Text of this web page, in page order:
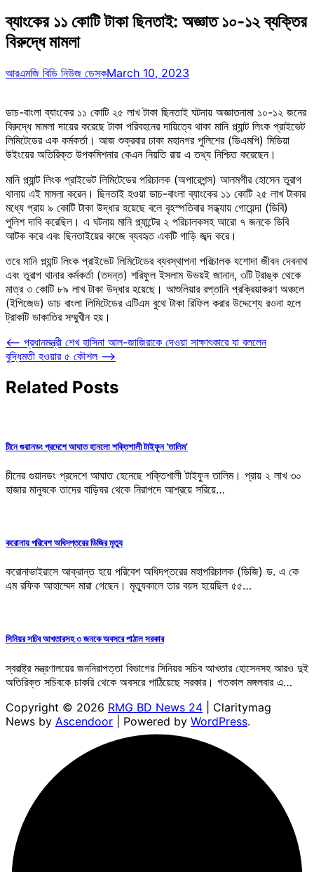
ব্যাংকের ১১ কোটি টাকা ছিনতাই: অজ্ঞাত ১০-১২ ব্যক্তির
বিরুদ্ধে মামলা
আরএমজি বিডি নিউজ ডেস্কMarch 10, 2023
ডাচ-বাংলা ব্যাংকের ১১ কোটি ২৫ লাখ টাকা ছিনতাই ঘটনায় অজ্ঞাতনামা ১০-১২ জনের
বিরুদ্ধে মামলা দায়ের করেছে টাকা পরিবহনের দায়িত্বে থাকা মানি প্ল্যান্ট লিংক প্রাইভেট
লিমিটেডের এক কর্মকর্তা। আজ শুক্রবার ঢাকা মহানগর পুলিশের (ডিএমপি) মিডিয়া
উইংয়ের অতিরিক্ত উপকমিশনার কেএন নিয়তি রায় এ তথ্য নিশ্চিত করেছেন।
মানি প্ল্যান্ট লিংক প্রাইভেট লিমিটেডের পরিচালক (অপারেশন্স) আলমগীর হোসেন তুরাগ
থানায় এই মামলা করেন। ছিনতাই হওয়া ডাচ-বাংলা ব্যাংকের ১১ কোটি ২৫ লাখ টাকার
মধ্যে প্রায় ৯ কোটি টাকা উদ্ধার হয়েছে বলে বৃহস্পতিবার সন্ধ্যায় গোয়েন্দা (ডিবি)
পুলিশ দাবি করেছিল। এ ঘটনায় মানি প্ল্যান্টের ২ পরিচালকসহ আরো ৭ জনকে ডিবি
আটক করে এবং ছিনতাইয়ের কাজে ব্যবহৃত একটি গাড়ি জব্দ করে।
তবে মানি প্ল্যান্ট লিংক প্রাইভেট লিমিটেডের ব্যবস্থাপনা পরিচালক যশোদা জীবন দেবনাথ
এবং তুরাগ থানার কর্মকর্তা (তদন্ত) শরিফুল ইসলাম উভয়ই জানান, ৩টি ট্রাঙ্ক থেকে
মাত্র ৩ কোটি ৮৯ লাখ টাকা উদ্ধার হয়েছে। আশুলিয়ার রপ্তানি প্রক্রিয়াকরণ অঞ্চলে
(ইপিজেড) ডাচ বাংলা লিমিটেডের এটিএম বুথে টাকা রিফিল করার উদ্দেশ্যে রওনা হলে
ট্রাকটি ডাকাতির সম্মুখীন হয়।
Post
navigation
⟵ প্রধানমন্ত্রী শেখ হাসিনা আল-জাজিরাকে দেওয়া সাক্ষাৎকারে যা বললেন
বুদ্ধিমতী হওয়ার ৫ কৌশল ⟶
Related Posts
চীনে গুয়ানডং প্রদেশে আঘাত হানলো শক্তিশালী টাইফুন ‘তালিম’
চীনের গুয়ানডং প্রদেশে আঘাত হেনেছে শক্তিশালী টাইফুন তালিম। প্রায় ২ লাখ ৩০
হাজার মানুষকে তাদের বাড়িঘর থেকে নিরাপদে আশ্রয়ে সরিয়ে…
করোনায় পরিবেশ অধিদপ্তরের ডিজির মৃত্যু
করোনাভাইরাসে আক্রান্ত হয়ে পরিবেশ অধিদপ্তরের মহাপরিচালক (ডিজি) ড. এ কে
এম রফিক আহাম্মেদ মারা গেছেন। মৃত্যুকালে তার বয়স হয়েছিল ৫৫…
সিনিয়র সচিব আখতারসহ ৩ জনকে অবসরে পাঠাল সরকার
স্বরাষ্ট্র মন্ত্রণালয়ের জননিরাপত্তা বিভাগের সিনিয়র সচিব আখতার হোসেনসহ আরও দুই
অতিরিক্ত সচিবকে চাকরি থেকে অবসরে পাঠিয়েছে সরকার। গতকাল মঙ্গলবার এ…
Copyright © 2026 RMG BD News 24 | Claritymag
News by Ascendoor | Powered by WordPress.